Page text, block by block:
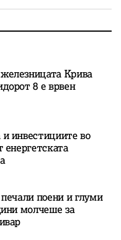
македонски
на ВМРО-
Крива
8 е врвен
инвестициите во
енергетската
поени и глуми
молчеше за